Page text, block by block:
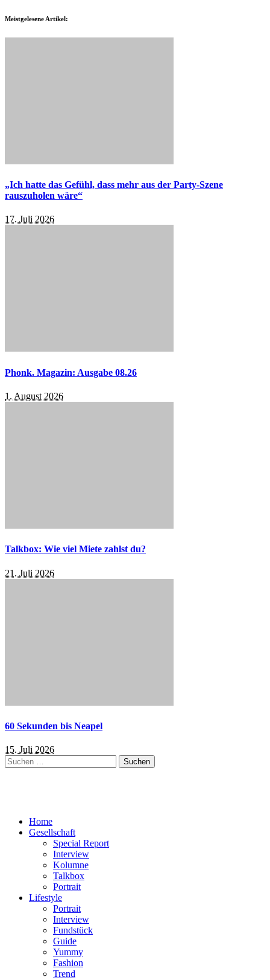
Meistgelesene Artikel:
„Ich hatte das Gefühl, dass mehr aus der Party-Szene
rauszuholen wäre“
17. Juli 2026
Phonk. Magazin: Ausgabe 08.26
1. August 2026
Talkbox: Wie viel Miete zahlst du?
21. Juli 2026
60 Sekunden bis Neapel
15. Juli 2026
Suchen
nach:
Home
Gesellschaft
Special Report
Interview
Kolumne
Talkbox
Portrait
Lifestyle
Portrait
Interview
Fundstück
Guide
Yummy
Fashion
Trend